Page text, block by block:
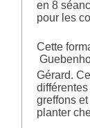
en 8
pour les
Cette
Gérard.
greffons
planter